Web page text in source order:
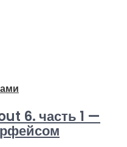
6. часть 1 —